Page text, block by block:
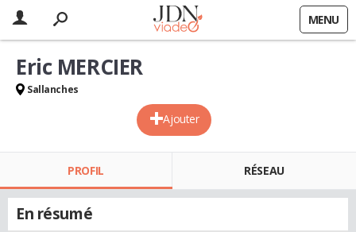
MENU
Ajouter
Eric MERCIER
Sallanches
PROFIL RÉSEAU
En résumé